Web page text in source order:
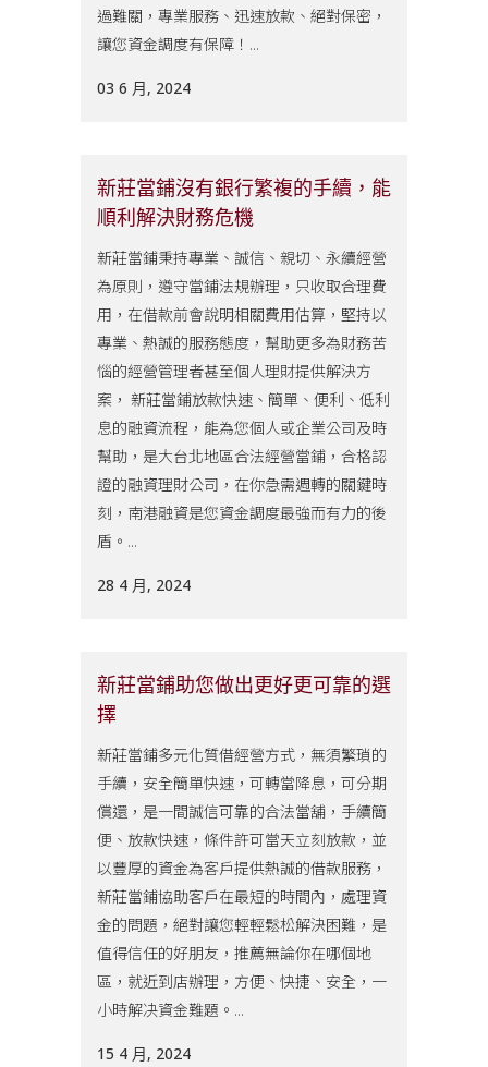
過難關，專業服務、迅速放款、絕對保密，
讓您資金調度有保障！...
03 6 月, 2024
新莊當鋪沒有銀行繁複的手續，能
順利解決財務危機
新莊當鋪秉持專業、誠信、親切、永續經營
為原則，遵守當鋪法規辦理，只收取合理費
用，在借款前會說明相關費用估算，堅持以
專業、熱誠的服務態度，幫助更多為財務苦
惱的經營管理者甚至個人理財提供解決方
案， 新莊當鋪放款快速、簡單、便利、低利
息的融資流程，能為您個人或企業公司及時
幫助，是大台北地區合法經營當鋪，合格認
證的融資理財公司，在你急需週轉的關鍵時
刻，南港融資是您資金調度最強而有力的後
盾。...
28 4 月, 2024
新莊當鋪助您做出更好更可靠的選
擇
新莊當鋪多元化質借經營方式，無須繁瑣的
手續，安全簡單快速，可轉當降息，可分期
償還，是一間誠信可靠的合法當舖，手續簡
便、放款快速，條件許可當天立刻放款，並
以豐厚的資金為客戶提供熱誠的借款服務，
新莊當鋪協助客戶在最短的時間內，處理資
金的問題，絕對讓您輕輕鬆松解決困難，是
值得信任的好朋友，推薦無論你在哪個地
區，就近到店辦理，方便、快捷、安全，一
小時解决資金難題。...
15 4 月, 2024